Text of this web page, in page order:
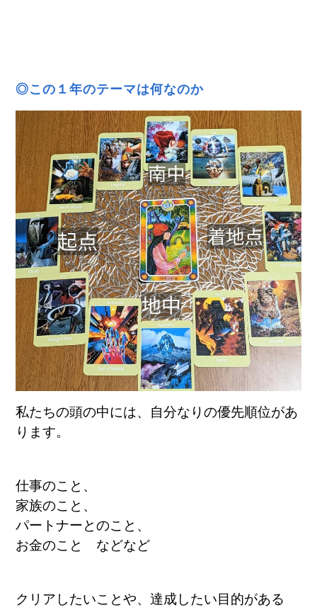
◎この１年のテーマは何なのか
私たちの頭の中には、 自分なりの優先順位があ
ります。
仕事のこと、
家族のこと、
パートナーとのこと、
お金のこと などなど
クリアしたいことや、達成したい目的がある